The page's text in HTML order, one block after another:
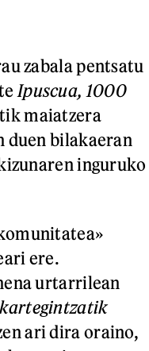
zabala pentsatu
Ipuscua, 1000
maiatzera
duen bilakaeran
inguruko
ere.
urtarrilean
ari dira oraino,